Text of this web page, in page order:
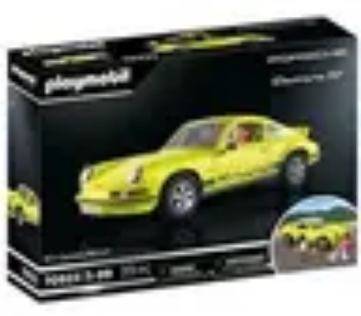
Leyendas de la F1Historias de PilotosEstrategias
de CarreraPilotos Legendarios
Leyendas F1